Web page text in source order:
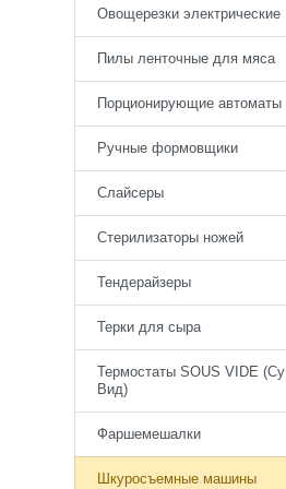
Овощерезки электрические
Пилы ленточные для мяса
Порционирующие автоматы
Ручные формовщики
Слайсеры
Стерилизаторы ножей
Тендерайзеры
Терки для сыра
Термостаты SOUS VIDE (Су
Вид)
Фаршемешалки
Шкуросъемные машины